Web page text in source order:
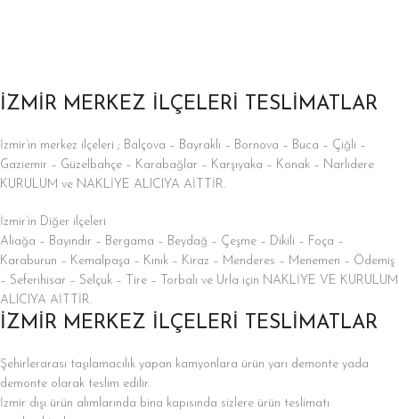
İZMİR MERKEZ İLÇELERİ TESLİMATLAR
İzmir’in merkez ilçeleri ; Balçova – Bayraklı – Bornova – Buca – Çiğli –
Gaziemir – Güzelbahçe – Karabağlar – Karşıyaka – Konak – Narlıdere
KURULUM ve NAKLİYE ALICIYA AİTTİR.
İzmir’in Diğer ilçeleri
Aliağa – Bayındır – Bergama – Beydağ – Çeşme – Dikili – Foça –
Karaburun – Kemalpaşa – Kınık – Kiraz – Menderes – Menemen – Ödemiş
– Seferihisar – Selçuk – Tire – Torbalı ve Urla için NAKLİYE VE KURULUM
ALICIYA AİTTİR.
İZMİR MERKEZ İLÇELERİ TESLİMATLAR
Şehirlerarası taşılamacılık yapan kamyonlara ürün yarı demonte yada
demonte olarak teslim edilir.
İzmir dışı ürün alımlarında bina kapısında sizlere ürün teslimatı